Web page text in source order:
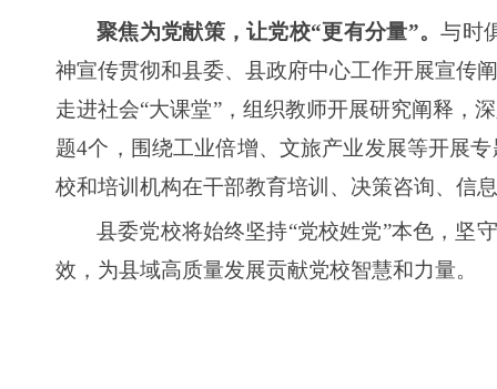
聚焦为党献策，让党校“更有分量”。与时
神宣传贯彻和县委、县政府中心工作开展宣传
走进社会“大课堂”，组织教师开展研究阐释，
题4个，围绕工业倍增、文旅产业发展等开展
校和培训机构在干部教育培训、决策咨询、信
县委党校将始终坚持“党校姓党”本色，坚
效，为县域高质量发展贡献党校智慧和力量。